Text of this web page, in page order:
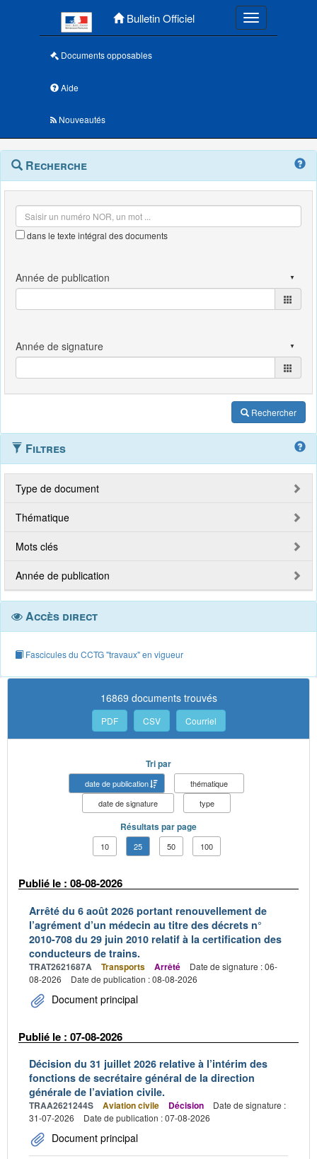
Bulletin Officiel Toggle
Documents opposables
Aide
Nouveautés
Navigation
outils
Menu
contextuel
Recherche
dans le texte intégral des documents
Rechercher
Filtres
Type de document
Thématique
Mots clés
Année de publication
Accès direct
Fascicules du CCTG "travaux" en vigueur
16869 documents trouvés
PDF CSV Courriel
Tri par
date de publication
thématique
date de signature
type
Résultats par page
10 25 50 100
Publié le : 08-08-2026
Arrêté du 6 août 2026 portant renouvellement de
l’agrément d’un médecin au titre des décrets n°
2010-708 du 29 juin 2010 relatif à la certification des
conducteurs de trains.
TRAT2621687A Transports Arrêté
Date de signature : 06-
08-2026
Date de publication : 08-08-2026
Document principal
Publié le : 07-08-2026
Décision du 31 juillet 2026 relative à l’intérim des
fonctions de secrétaire général de la direction
générale de l’aviation civile.
TRAA2621244S Aviation civile Décision
Date de signature :
31-07-2026
Date de publication : 07-08-2026
Document principal